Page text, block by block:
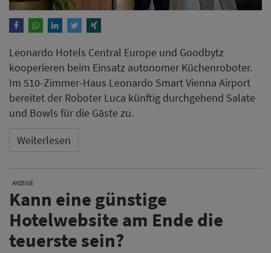
Leonardo Hotels Central Europe und Goodbytz
kooperieren beim Einsatz autonomer Küchenroboter.
Im 510-Zimmer-Haus Leonardo Smart Vienna Airport
bereitet der Roboter Luca künftig durchgehend Salate
und Bowls für die Gäste zu.
Weiterlesen
ANZEIGE
Kann eine günstige
Hotelwebsite am Ende die
teuerste sein?